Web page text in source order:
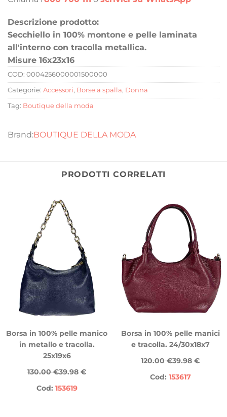
Descrizione prodotto:
Secchiello in 100% montone e pelle laminata
all'interno con tracolla metallica.
Misure 16x23x16
COD: 0004256000001500000
Categorie: Accessori, Borse a spalla, Donna
Tag: Boutique della moda
BOUTIQUE DELLA MODA
PRODOTTI CORRELATI
Borsa in 100% pelle manico
in metallo e tracolla.
25x19x6
130.00 €39.98 €
Cod: 153619
Borsa in 100% pelle manici
e tracolla. 24/30x18x7
120.00 €39.98 €
Cod: 153617